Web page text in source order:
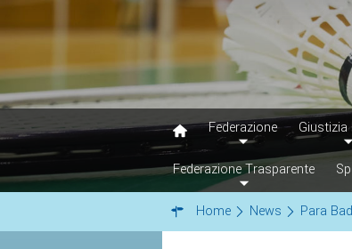
Federazione Giustizia
Federazione Trasparente
Home News Para